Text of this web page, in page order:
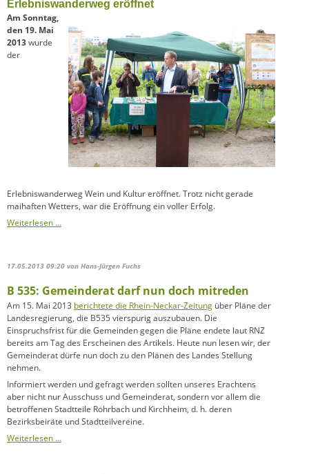
Erlebniswanderweg eröffnet
Am Sonntag,
den 19. Mai
2013wurde
der
Erlebniswanderweg Wein und Kultur eröffnet. Trotz nicht gerade
maihaften Wetters, war die Eröffnung ein voller Erfolg.
Weiterlesen …
17.05.2013 09:20 von Hans-Jürgen Fuchs
B 535: Gemeinderat darf nun doch mitreden
Am 15. Mai 2013 berichtete die Rhein-Neckar-Zeitung über Pläne der
Landesregierung, die B535 vierspurig auszubauen. Die
Einspruchsfrist für die Gemeinden gegen die Pläne endete laut RNZ
bereits am Tag des Erscheinen des Artikels. Heute nun lesen wir, der
Gemeinderat dürfe nun doch zu den Plänen des Landes Stellung
nehmen.
Informiert werden und gefragt werden sollten unseres Erachtens
aber nicht nur Ausschuss und Gemeinderat, sondern vor allem die
betroffenen Stadtteile Rohrbach und Kirchheim, d. h. deren
Bezirksbeiräte und Stadtteilvereine.
Weiterlesen …B